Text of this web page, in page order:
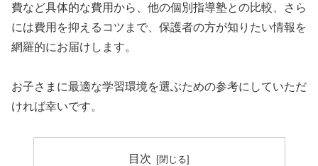
費など具体的な費用から、他の個別指導塾との比較、さら
には費用を抑えるコツまで、保護者の方が知りたい情報を
網羅的にお届けします。
お子さまに最適な学習環境を選ぶための参考にしていただ
ければ幸いです。
目次